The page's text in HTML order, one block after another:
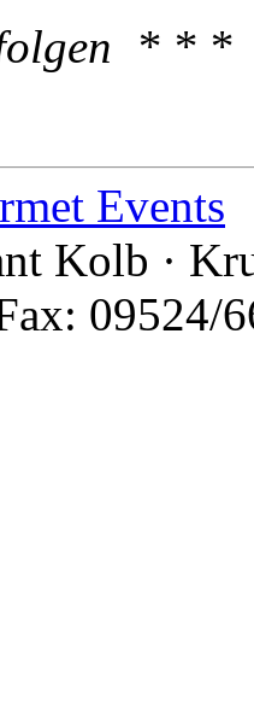
* * *
Events
Kolb ·
09524/